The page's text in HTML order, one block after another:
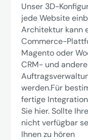
Unser 3D-
jede Website
Architektur kann
Commerce-
Magento oder
CRM- und
werden.Für
fertige
Sie hier. Sollte
nicht verfügbar
Ihnen zu hören